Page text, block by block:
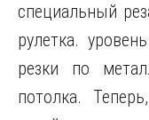
специальный
рулетка.
резки по
потолка.